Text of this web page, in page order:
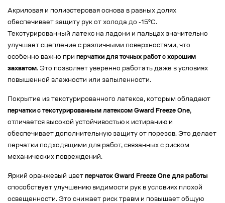
Акриловая и полиэстеровая основа в равных долях
обеспечивает защиту рук от холода до -15°C.
Текстурированный латекс на ладони и пальцах значительно
улучшает сцепление с различными поверхностями, что
особенно важно при перчатки для точных работ с хорошим
захватом. Это позволяет уверенно работать даже в условиях
повышенной влажности или запыленности.
Покрытие из текстурированного латекса, которым обладают
перчатки с текстурированным латексом Gward Freeze One,
отличается высокой устойчивостью к истиранию и
обеспечивает дополнительную защиту от порезов. Это делает
перчатки подходящими для работ, связанных с риском
механических повреждений.
Яркий оранжевый цвет перчаток Gward Freeze One для работы
способствует улучшению видимости рук в условиях плохой
освещенности. Это снижает риск травм и повышает общую